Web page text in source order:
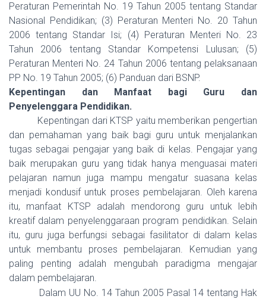
Peraturan Pemerintah No. 19 Tahun 2005 tentang Standar
Nasional Pendidikan; (3) Peraturan Menteri No. 20 Tahun
2006 tentang Standar Isi; (4) Peraturan Menteri No. 23
Tahun 2006 tentang Standar Kompetensi Lulusan; (5)
Peraturan Menteri No. 24 Tahun 2006 tentang pelaksanaan
PP No. 19 Tahun 2005; (6) Panduan dari BSNP.
Kepentingan dan Manfaat bagi Guru dan
Penyelenggara Pendidikan.
Kepentingan dari KTSP yaitu memberikan pengertian
dan pemahaman yang baik bagi guru untuk menjalankan
tugas sebagai pengajar yang baik di kelas. Pengajar yang
baik merupakan guru yang tidak hanya menguasai materi
pelajaran namun juga mampu mengatur suasana kelas
menjadi kondusif untuk proses pembelajaran. Oleh karena
itu, manfaat KTSP adalah mendorong guru untuk lebih
kreatif dalam penyelenggaraan program pendidikan. Selain
itu, guru juga berfungsi sebagai fasilitator di dalam kelas
untuk membantu proses pembelajaran. Kemudian yang
paling penting adalah mengubah paradigma mengajar
dalam pembelajaran.
Dalam UU No. 14 Tahun 2005 Pasal 14 tentang Hak